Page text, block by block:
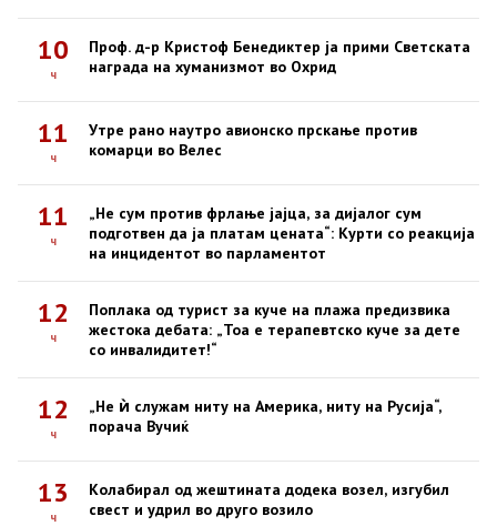
10
ч
Проф. д-р Кристоф Бенедиктер ја прими Светската
награда на хуманизмот во Охрид
11
ч
Утре рано наутро авионско прскање против
комарци во Велес
11
ч
„Не сум против фрлање јајца, за дијалог сум
подготвен да ја платам цената“: Курти со реакција
на инцидентот во парламентот
12
ч
Поплака од турист за куче на плажа предизвика
жестока дебата: „Тоа е терапевтско куче за дете
со инвалидитет!“
12
ч
„Не ѝ служам ниту на Америка, ниту на Русија“,
порача Вучиќ
13
ч
Колабирал од жештината додека возел, изгубил
свест и удрил во друго возило